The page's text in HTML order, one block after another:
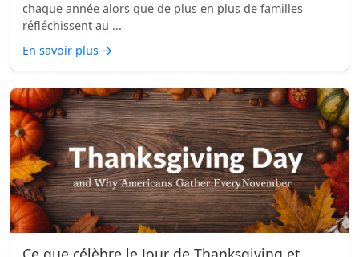
chaque année alors que de plus en plus de familles
réfléchissent au ...
En savoir plus →